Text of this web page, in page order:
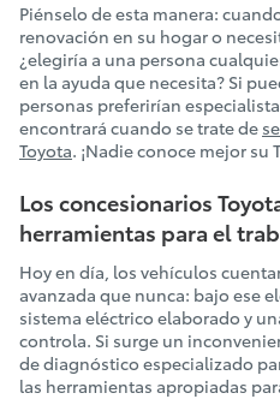
Piénselo de esta manera:
renovación en su hogar o
¿elegiría a una persona
en la ayuda que necesita? Si
personas preferirían
encontrará cuando se trate de
Toyota. ¡Nadie conoce mejor su
Los concesionarios
herramientas para el
Hoy en día, los vehículos
avanzada que nunca: bajo ese
sistema eléctrico elaborado y
controla. Si surge un
de diagnóstico especializado
las herramientas apropiadas